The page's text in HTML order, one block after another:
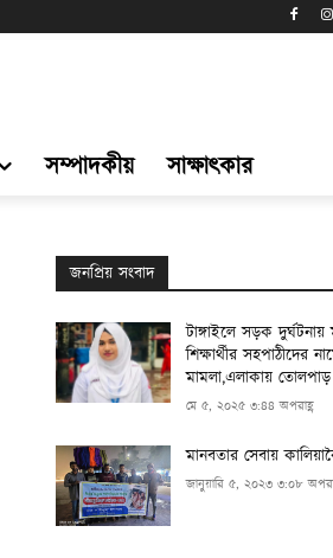
সম্পাদকীয় সাক্ষাৎকার
জনপ্রিয় সংবাদ
টাঙ্গাইলে সড়ক দুর্ঘটনায়
শিক্ষার্থীর সহপাঠীদের
মামলা,এলাকায় তোলপাড়
মে ৫, ২০২৫ ৩:৪৪ অপরাহ্ণ
মানবতার সেবায়
জানুয়ারি ৫, ২০২৩ ৩:০৮